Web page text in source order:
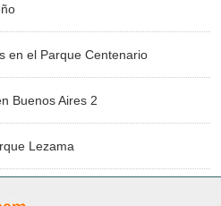
en el Parque Centenario
Buenos Aires 2
Lezama